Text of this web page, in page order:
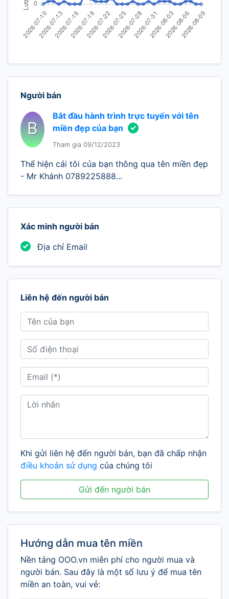
Người bán
B
Bắt đầu hành trình trực tuyến với tên
miền đẹp của bạn
Tham gia 09/12/2023
Thể hiện cái tôi của bạn thông qua tên miền đẹp
- Mr Khánh 0789225888...
Xác minh người bán
Địa chỉ Email
Liên hệ đến người bán
Khi gửi liên hệ đến người bán, bạn đã chấp nhận
điều khoản sử dụng của chúng tôi
Gửi đến người bán
Hướng dẫn mua tên miền
Nền tảng OOO.vn miễn phí cho người mua và
người bán. Sau đây là một số lưu ý để mua tên
miền an toàn, vui vẻ: